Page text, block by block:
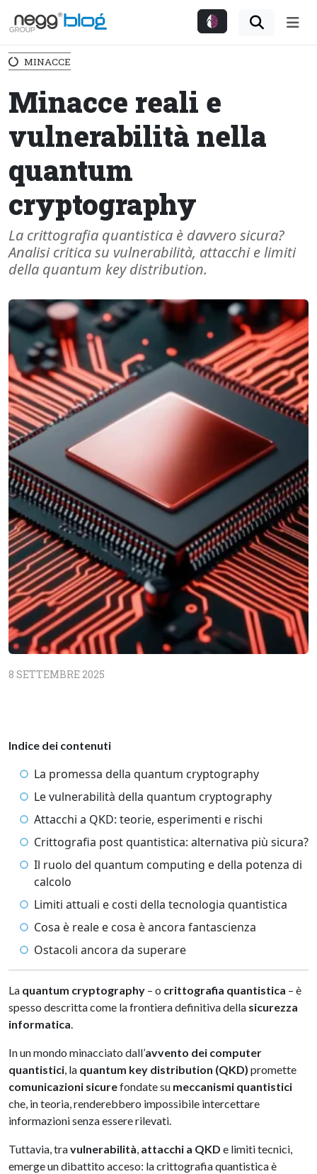
MINACCE
Minacce reali e
vulnerabilità nella
quantum
cryptography
La crittografia quantistica è davvero sicura?
Analisi critica su vulnerabilità, attacchi e limiti
della quantum key distribution.
8 SETTEMBRE 2025
Indice dei contenuti
La promessa della quantum cryptography
Le vulnerabilità della quantum cryptography
Attacchi a QKD: teorie, esperimenti e rischi
Crittografia post quantistica: alternativa più sicura?
Il ruolo del quantum computing e della potenza di
calcolo
Limiti attuali e costi della tecnologia quantistica
Cosa è reale e cosa è ancora fantascienza
Ostacoli ancora da superare
La quantum cryptography – o crittografia quantistica – è
spesso descritta come la frontiera definitiva della sicurezza
informatica.
In un mondo minacciato dall’avvento dei computer
quantistici, la quantum key distribution (QKD) promette
comunicazioni sicurefondate su meccanismi quantistici
che, in teoria, renderebbero impossibile intercettare
informazioni senza essere rilevati.
Tuttavia, travulnerabilità, attacchi a QKD e limiti tecnici,
emerge un dibattito acceso: la crittografia quantistica è